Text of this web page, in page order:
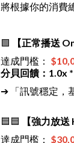
將根據你的消費
🟩
【正常播送
達成門檻：
分貝回饋：1.0x *
➔ 「訊號穩定，
🟦🟦
【強力放
達成門檻：